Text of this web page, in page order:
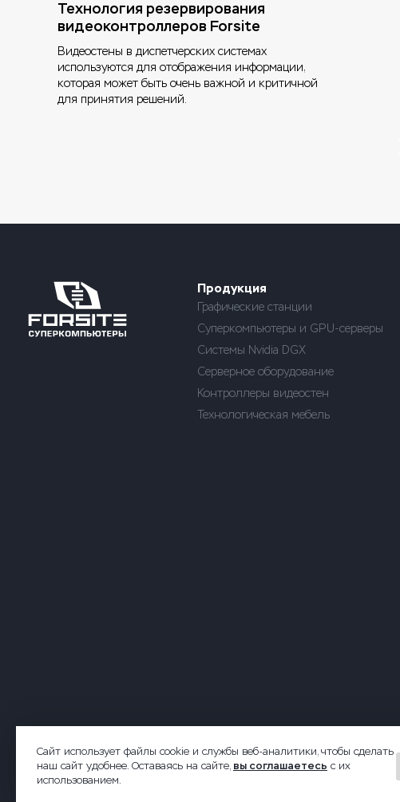
Технология резервирования
видеоконтроллеров Forsite
Видеостены в диспетчерских системах
используются для отображения информации,
которая может быть очень важной и критичной
для принятия решений.
Сайт использует файлы cookie и службы веб-аналитики, чтобы сделать
наш сайт удобнее. Оставаясь на сайте, вы соглашаетесь с их
использованием.
Продукция
Графические станции
Суперкомпьютеры и GPU-серверы
Системы Nvidia DGX
Серверное оборудование
Контроллеры видеостен
Технологическая мебель
2026 © Forsite. Все права защищены.